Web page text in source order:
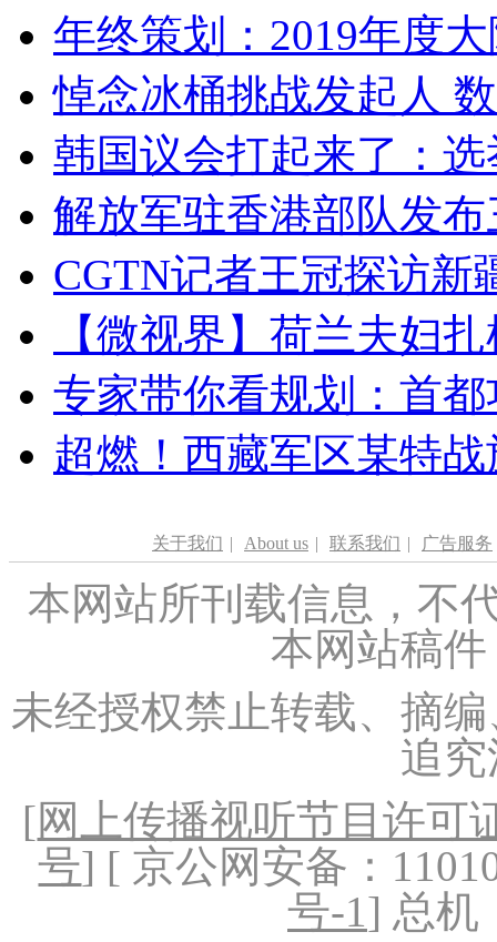
年终策划：2019年度
悼念冰桶挑战发起人
韩国议会打起来了：
解放军驻香港部队发
CGTN记者王冠探访新
【微视界】荷兰夫妇
专家带你看规划：首
超燃！西藏军区某特
关于我们 | About us | 联系我们 | 广告服务
本网站所刊载信息，不
本网站稿
未经授权禁止转载、摘
追
[网上传播视听节目许可
号] [ 京公网安备：
号-1] 总机